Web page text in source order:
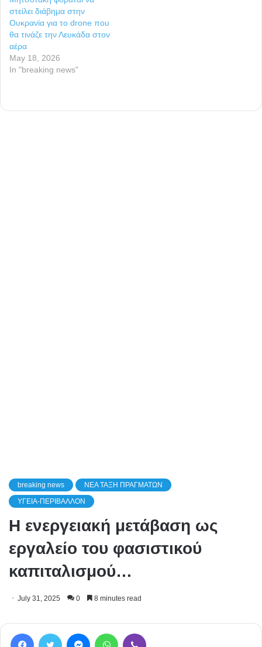
στείλει διάβημα στην
Ουκρανία για το drone που
θα τινάζε την Λευκάδα στον
αέρα
May 18, 2026
In "breaking news"